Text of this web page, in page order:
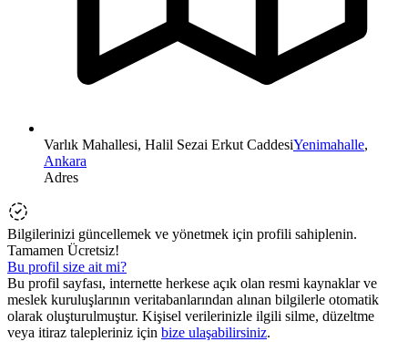
Varlık Mahallesi, Halil Sezai Erkut CaddesiYenimahalle,
Ankara
Adres
Bilgilerinizi güncellemek ve yönetmek için profili sahiplenin.
Tamamen Ücretsiz!
Bu profil size ait mi?
Bu profil sayfası, internette herkese açık olan resmi kaynaklar ve
meslek kuruluşlarının veritabanlarından alınan bilgilerle otomatik
olarak oluşturulmuştur. Kişisel verilerinizle ilgili silme, düzeltme
veya itiraz talepleriniz için bize ulaşabilirsiniz.